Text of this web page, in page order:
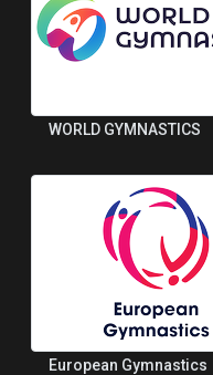
WORLD GYMNASTICS
European Gymnastics